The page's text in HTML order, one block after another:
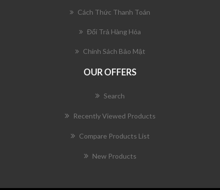
Cách Thức Thanh Toán
Đổi Trả Hàng Hóa
Chính Sách Bảo Mật
OUR OFFERS
Search
Recently Viewed Products
Compare Products List
New Products